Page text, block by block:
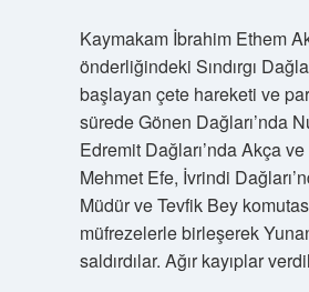
Kaymakam İbrahim Ethem
önderliğindeki Sındırgı
başlayan çete hareketi ve
sürede Gönen Dağları’nda
Edremit Dağları’nda Akça ve
Mehmet Efe, İvrindi
Müdür ve Tevfik Bey
müfrezelerle birleşerek
saldırdılar. Ağır kayıplar